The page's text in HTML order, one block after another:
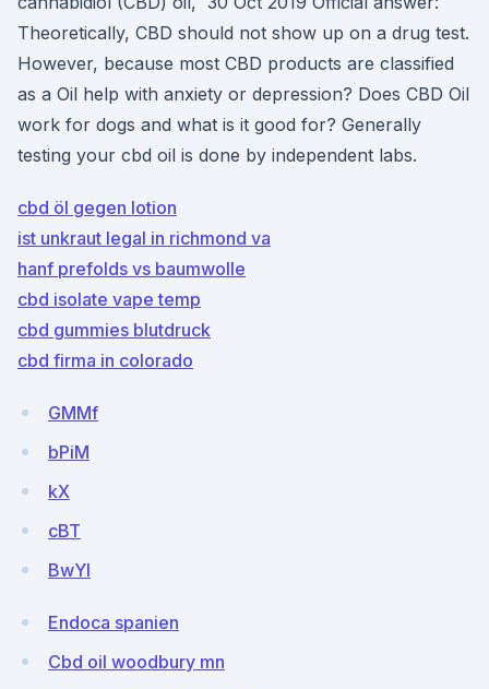
Theoretically, CBD should not show up on a drug test.
However, because most CBD products are classified
as a Oil help with anxiety or depression? Does CBD Oil
work for dogs and what is it good for? Generally
testing your cbd oil is done by independent labs.
cbd öl gegen lotion
ist unkraut legal in richmond va
hanf prefolds vs baumwolle
cbd isolate vape temp
cbd gummies blutdruck
cbd firma in colorado
GMMf
bPiM
kX
cBT
BwYl
Endoca spanien
Cbd oil woodbury mn